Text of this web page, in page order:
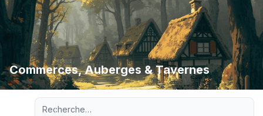
Commerces, Auberges & Tavernes
Recherche avancée